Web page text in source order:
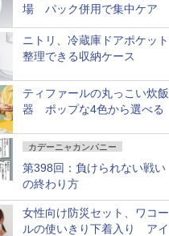
場 パック併用で集中ケア
ニトリ、冷蔵庫ドアポケット
整理できる収納ケース
ティファールの丸っこい炊飯
器 ポップな4色から選べる
カデーニャカンパニー
第398回：負けられない戦い
の終わり方
女性向け防災セット、ワコー
ルの使いきり下着入り アイ